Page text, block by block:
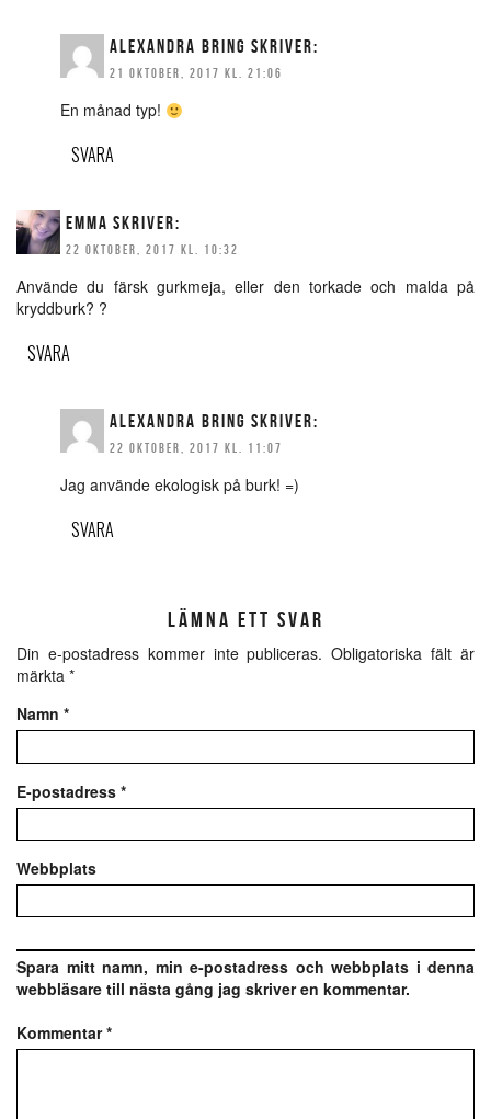
ALEXANDRA BRING SKRIVER:
21 OKTOBER, 2017 KL. 21:06
En månad typ!
SVARA
EMMA SKRIVER:
22 OKTOBER, 2017 KL. 10:32
Använde du färsk gurkmeja, eller den torkade och malda på
kryddburk? ?
SVARA
ALEXANDRA BRING SKRIVER:
22 OKTOBER, 2017 KL. 11:07
Jag använde ekologisk på burk! =)
SVARA
LÄMNA ETT SVAR
Din e-postadress kommer inte publiceras. Obligatoriska fält är
märkta *
Namn *
E-postadress *
Webbplats
Spara mitt namn, min e-postadress och webbplats i denna
webbläsare till nästa gång jag skriver en kommentar.
Kommentar*